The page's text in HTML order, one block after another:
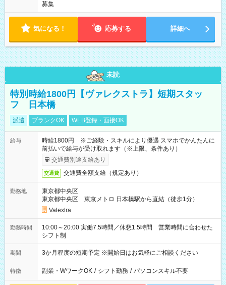
募集
気になる！ 応募する 詳細へ
未読
特別時給1800円【ヴァレクストラ】短期スタッ
フ 日本橋
派遣 ブランクOK WEB登録・面接OK
給与
時給1800円 ※ご経験・スキルにより優遇 スマホでかんたんに
前払いで給与が受け取れます（※上限、条件あり）
交通費別途支給あり
交通費 交通費全額支給（規定あり）
勤務地
東京都中央区
東京都中央区 東京メトロ 日本橋駅から直結（徒歩1分）
Valextra
勤務時間
10:00～20:00 実働7.5時間／休憩1.5時間 営業時間に合わせた
シフト制
期間 3か月程度の短期予定 ※開始日はお気軽にご相談ください
特徴 副業・WワークOK / シフト勤務 / パソコンスキル不要